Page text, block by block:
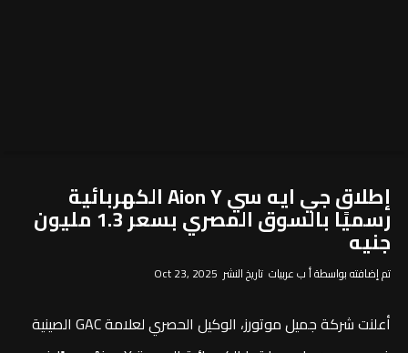
إطلاق جي ايه سي Aion Y الكهربائية
رسميًا بالسوق المصري بسعر 1.3 مليون
جنيه
تم إضافته بواسطة أ ب عربيات تاريخ النشر Oct 23, 2025
أعلنت شركة جميل موتورز، الوكيل الحصري لعلامة GAC الصينية